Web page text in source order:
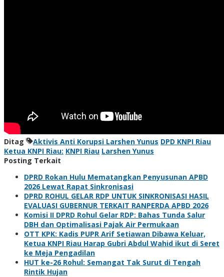
Ditag Aktivis Anti Korupsi Larshen Yunus DPD KNPI Riau
Ketua KNPI Riau: KNPI Riau Larshen Yunus
Posting Terkait
DPRD Rokan Hulu Mematangkan Penyusunan APBD
2026 Lewat Rapat Sinkronisasi
DPRD ROHUL GELAR RDP UNTUK SINKRONISASI HASIL
EVALUASI GUBERNUR TERKAIT RANPERDA APBD 2026
Komisi II DPRD Rohul Gelar RDP: Bahas Tunda Salur
DBH dan Optimalisasi Pajak Air Permukaan
OTT KPK: Kadis PUPR Arif Setiawan Dibawa Keluar,
Ketua KNPI Riau Harap Gubri Abdul Wahid ikut di Seret
ke Meja Pengadilan
HUT ke-26 Rohul: Semangat Tak Surut di Tengah
Rintik Hujan